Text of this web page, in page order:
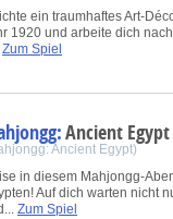
ein traumhaftes Art-
1920 und arbeite dich
Zum Spiel
Ancient Egypt
Ancient Egypt)
in diesem Mahjongg-
Auf dich warten nicht
Zum Spiel